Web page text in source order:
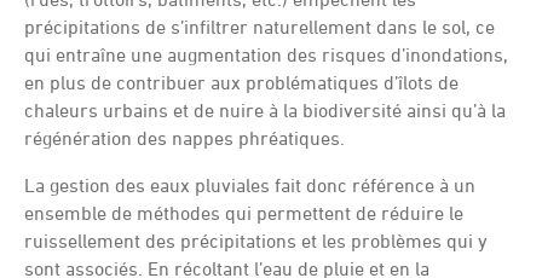
précipitations de s’infiltrer naturellement dans le sol, ce
qui entraîne une augmentation des risques d’inondations,
en plus de contribuer aux problématiques d’îlots de
chaleurs urbains et de nuire à la biodiversité ainsi qu’à la
régénération des nappes phréatiques.
La gestion des eaux pluviales fait donc référence à un
ensemble de méthodes qui permettent de réduire le
ruissellement des précipitations et les problèmes qui y
sont associés. En récoltant l’eau de pluie et en la